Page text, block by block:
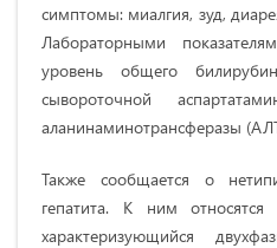
симптомы: миалгия, зуд,
Лабораторными
уровень общего
сывороточной
аланинаминотрансферазы
Также сообщается о
гепатита. К ним относятся
характеризующийся